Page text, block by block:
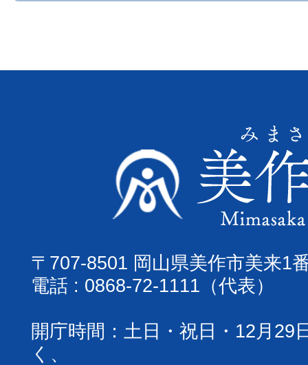
〒707-8501 岡山県美作市美来1
電話 : 0868-72-1111（代表）
開庁時間：土日・祝日・12月29
く、